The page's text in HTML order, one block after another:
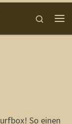
Search
So einen